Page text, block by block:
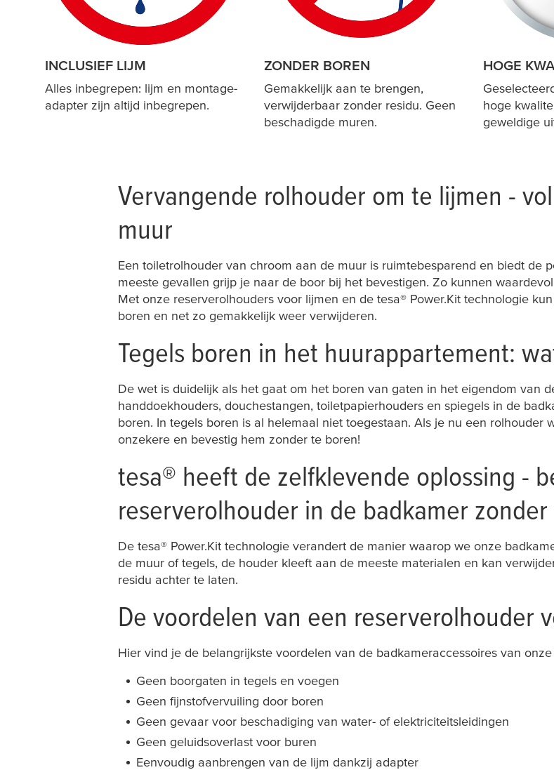
INCLUSIEF LIJM
Alles inbegrepen: lijm en montage-
adapter zijn altijd inbegrepen.
ZONDER BOREN
Gemakkelijk aan te brengen,
verwijderbaar zonder residu. Geen
beschadigde muren.
HOGE
hoge
geweldige
Vervangende rolhouder om te lijmen -
muur
Een toiletrolhouder van chroom aan de muur is ruimtebesparend en biedt de
meeste gevallen grijp je naar de boor bij het bevestigen. Zo kunnen
Met onze reserverolhouders voor lijmen en de tesa® Power.Kit technologie
boren en net zo gemakkelijk weer verwijderen.
Tegels boren in het huurappartement:
De wet is duidelijk als het gaat om het boren van gaten in het eigendom van
handdoekhouders, douchestangen, toiletpapierhouders en spiegels in de
boren. In tegels boren is al helemaal niet toegestaan. Als je nu een rolhouder
onzekere en bevestig hem zonder te boren!
tesa® heeft de zelfklevende oplossing -
reserverolhouder in de badkamer
De tesa® Power.Kit technologie verandert de manier waarop we onze
de muur of tegels, de houder kleeft aan de meeste materialen en kan
residu achter te laten.
De voordelen van een reserverolhouder
Hier vind je de belangrijkste voordelen van de badkameraccessoires van onze
Geen boorgaten in tegels en voegen
Geen fijnstofvervuiling door boren
Geen gevaar voor beschadiging van water- of elektriciteitsleidingen
Geen geluidsoverlast voor buren
Eenvoudig aanbrengen van de lijm dankzij adapter